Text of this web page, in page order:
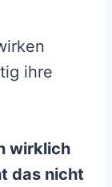
ihre
wirklich
das nicht